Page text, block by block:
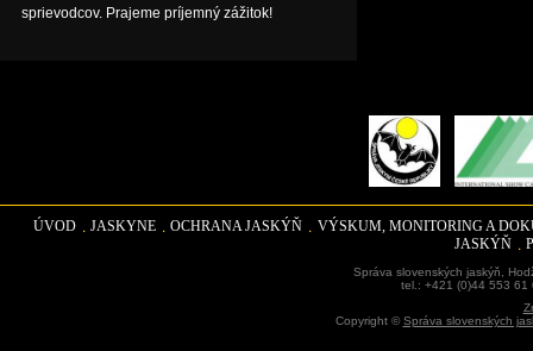
sprievodcov. Prajeme príjemný zážitok!
ÚVOD JASKYNE OCHRANA JASKÝŇ
VÝSKUM, MONITORING A
JASKÝŇ
Správa slovenských jaskýň,
tel.: +421 (0)44 553
Copyright ©Správa slovenských